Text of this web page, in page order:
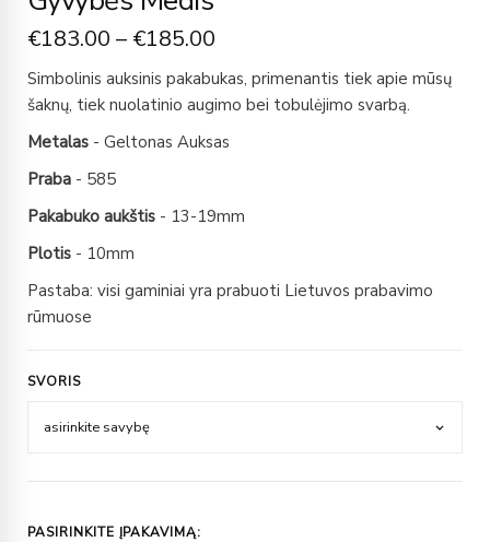
€183.00 – €185.00
Simbolinis auksinis pakabukas, primenantis tiek apie mūsų
šaknų, tiek nuolatinio augimo bei tobulėjimo svarbą.
Metalas - Geltonas Auksas
Praba - 585
Pakabuko aukštis - 13-19mm
Plotis - 10mm
Pastaba: visi gaminiai yra prabuoti Lietuvos prabavimo
rūmuose
SVORIS
PASIRINKITE ĮPAKAVIMĄ: